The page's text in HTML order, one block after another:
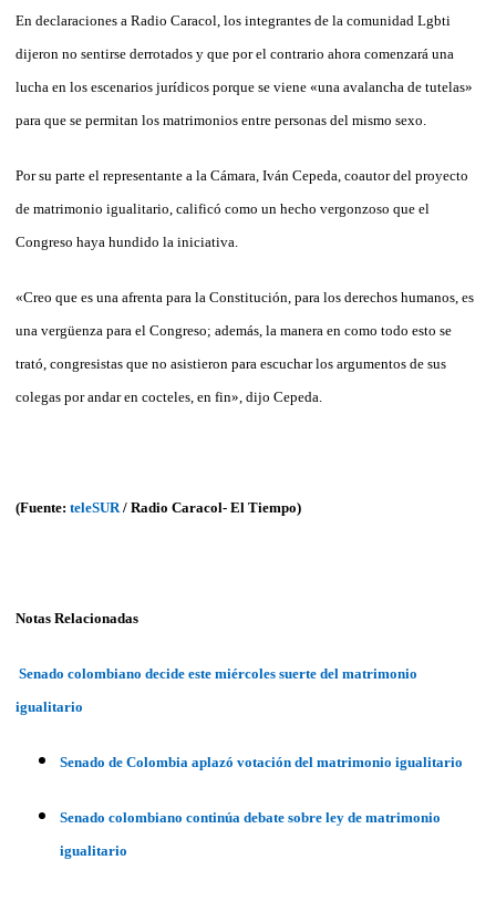
En declaraciones a Radio Caracol, los integrantes de la comunidad Lgbti
dijeron no sentirse derrotados y que por el contrario ahora comenzará una
lucha en los escenarios jurídicos porque se viene «una avalancha de tutelas»
para que se permitan los matrimonios entre personas del mismo sexo.
Por su parte el representante a la Cámara, Iván Cepeda, coautor del proyecto
de matrimonio igualitario, calificó como un hecho vergonzoso que el
Congreso haya hundido la iniciativa.
«Creo que es una afrenta para la Constitución, para los derechos humanos, es
una vergüenza para el Congreso; además, la manera en como todo esto se
trató, congresistas que no asistieron para escuchar los argumentos de sus
colegas por andar en cocteles, en fin», dijo Cepeda.
(Fuente: teleSUR / Radio Caracol- El Tiempo)
Notas Relacionadas
Senado colombiano decide este miércoles suerte del matrimonio
igualitario
Senado de Colombia aplazó votación del matrimonio igualitario
Senado colombiano continúa debate sobre ley de matrimonio
igualitario